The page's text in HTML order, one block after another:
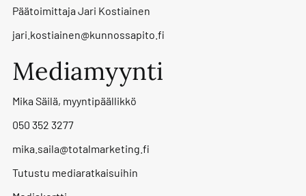
Päätoimittaja Jari Kostiainen
jari.kostiainen@kunnossapito.fi
Mediamyynti
Mika Säilä, myyntipäällikkö
050 352 3277
mika.saila@totalmarketing.fi
Tutustu mediaratkaisuihin